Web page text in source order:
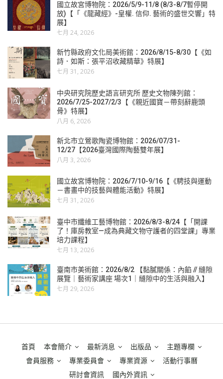
國立故宮博物院：2026/5/9-11/8 (8/3-8/7暫停開
放)【「《龍藏經》-皇權. 信仰. 藝術的盛世交響」特
展】
七月 24, 2026
新竹縣政府文化局美術館：2026/8/15-8/30【《如
詩．如斯：張平沼收藏精華》特展】
七月 31, 2026
中央研究院歷史語言研究所 歷史文物陳列館：
2026/7/25-2027/2/3【《親近國寶－帶刻辭鹿頭
骨》特展】
八月 6, 2026
新北市立鶯歌陶瓷博物館：2026/07/31-
12/27【2026臺灣國際陶藝雙年展】
八月 3, 2026
國立故宮博物院：2026/7/10-9/16【《騁技與運動
－書畫中的技藝與體能活動》特展】
七月 31, 2026
臺中市纖維工藝博物館：2026/8/3-8/24【「開課
了！庫房教室—成為典藏文物守護者的四堂課」專業
培力課程】
七月 13, 2026
臺南市美術館：2026/8/2 【黏膩關係：內餡 // 縫隙
展覽｜藝術家講座 場次1｜縫隙中的生活與融入】
七月 29, 2026
首頁 本會簡介 最新消息 出版品
主題專欄
會員服務
專業委員會 專業資源
活動行事曆
研討會資訊
國內外資訊